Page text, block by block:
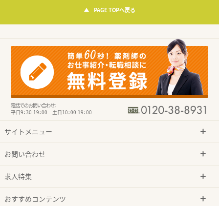
PAGE TOPへ戻る
電話でのお問い合わせ：
平日9：30-19：00 土日10：00-19：00
サイトメニュー
お問い合わせ
求人特集
おすすめコンテンツ